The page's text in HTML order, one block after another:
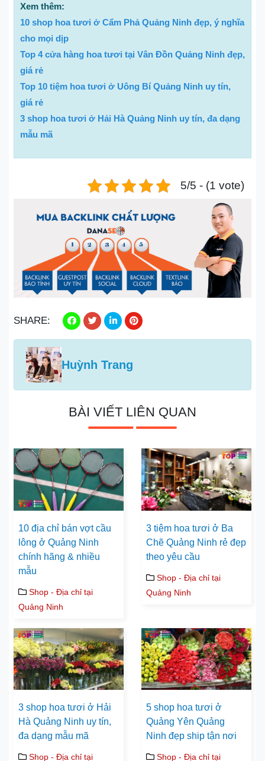
Xem thêm:
10 shop hoa tươi ở Cẩm Phả Quảng Ninh đẹp, ý nghĩa
cho mọi dịp
Top 4 cửa hàng hoa tươi tại Vân Đồn Quảng Ninh đẹp,
giá rẻ
Top 10 tiệm hoa tươi ở Uông Bí Quảng Ninh uy tín,
giá rẻ
3 shop hoa tươi ở Hải Hà Quảng Ninh uy tín, đa dạng
mẫu mã
5/5 - (1 vote)
SHARE:
Huỳnh Trang
BÀI VIẾT LIÊN QUAN
10 địa chỉ bán vợt cầu
lông ở Quảng Ninh
chính hãng & nhiều
mẫu
Shop - Địa chỉ tại
Quảng Ninh
3 tiệm hoa tươi ở Ba
Chẽ Quảng Ninh rẻ đẹp
theo yêu cầu
Shop - Địa chỉ tại
Quảng Ninh
3 shop hoa tươi ở Hải
Hà Quảng Ninh uy tín,
đa dạng mẫu mã
Shop - Địa chỉ tại
5 shop hoa tươi ở
Quảng Yên Quảng
Ninh đẹp ship tận nơi
Shop - Địa chỉ tại